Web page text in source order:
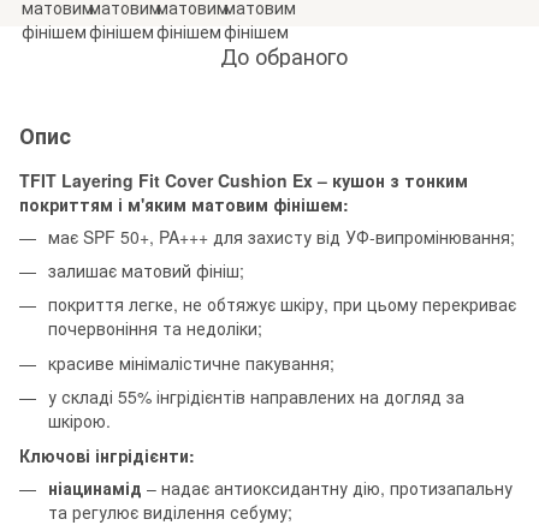
До обраного
Опис
TFIT Layering Fit Cover Cushion Ex – кушон з тонким
покриттям і м'яким матовим фінішем:
має SPF 50+, PA+++ для захисту від УФ-випромінювання;
залишає матовий фініш;
покриття легке, не обтяжує шкіру, при цьому перекриває
почервоніння та недоліки;
красиве мінімалістичне пакування;
у складі 55% інгрідієнтів направлених на догляд за
шкірою.
Ключові інгрідієнти:
ніацинамід – надає антиоксидантну дію, протизапальну
та регулює виділення себуму;